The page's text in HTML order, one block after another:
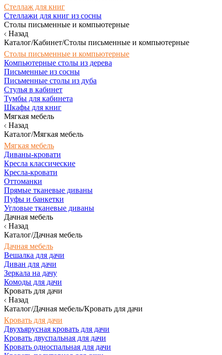
Стеллаж для книг
Стеллажи для книг из сосны
Столы письменные и компьютерные
Назад
Каталог/Кабинет/Столы письменные и компьютерные
Столы письменные и компьютерные
Компьютерные столы из дерева
Письменные из сосны
Письменные столы из дуба
Стулья в кабинет
Тумбы для кабинета
Шкафы для книг
Мягкая мебель
Назад
Каталог/Мягкая мебель
Мягкая мебель
Диваны-кровати
Кресла классические
Кресла-кровати
Оттоманки
Прямые тканевые диваны
Пуфы и банкетки
Угловые тканевые диваны
Дачная мебель
Назад
Каталог/Дачная мебель
Дачная мебель
Вешалка для дачи
Диван для дачи
Зеркала на дачу
Комоды для дачи
Кровать для дачи
Назад
Каталог/Дачная мебель/Кровать для дачи
Кровать для дачи
Двухъярусная кровать для дачи
Кровать двуспальная для дачи
Кровать односпальная для дачи